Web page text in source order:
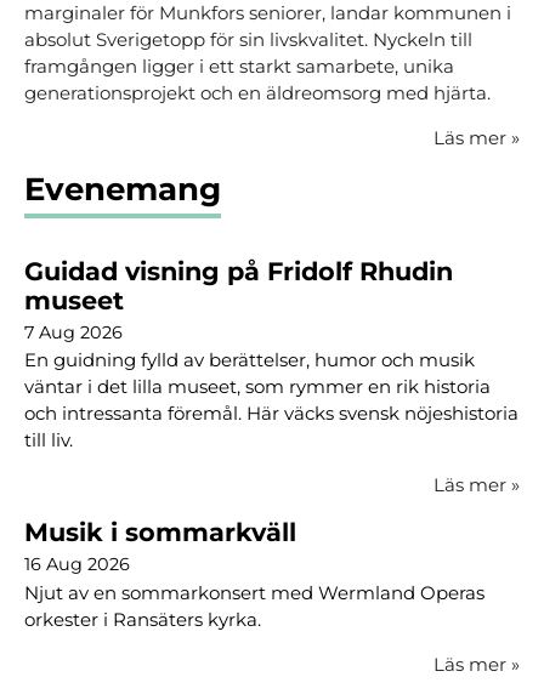
marginaler för Munkfors seniorer, landar kommunen i
absolut Sverigetopp för sin livskvalitet. Nyckeln till
framgången ligger i ett starkt samarbete, unika
generationsprojekt och en äldreomsorg med hjärta.
Läs mer »
Evenemang
Guidad visning på Fridolf Rhudin
museet
7 Aug 2026
En guidning fylld av berättelser, humor och musik
väntar i det lilla museet, som rymmer en rik historia
och intressanta föremål. Här väcks svensk nöjeshistoria
till liv.
Läs mer »
Musik i sommarkväll
16 Aug 2026
Njut av en sommarkonsert med Wermland Operas
orkester i Ransäters kyrka.
Läs mer »